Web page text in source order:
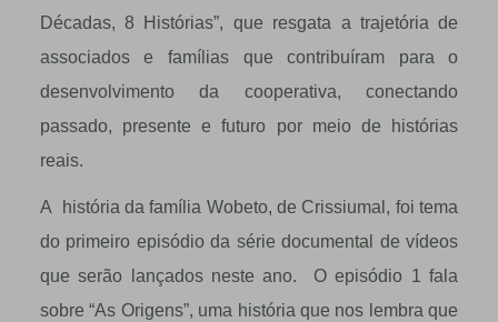
Décadas, 8 Histórias”, que resgata a trajetória de
associados e famílias que contribuíram para o
desenvolvimento da cooperativa, conectando
passado, presente e futuro por meio de histórias
reais.
A história da família Wobeto, de Crissiumal, foi tema
do primeiro episódio da série documental de vídeos
que serão lançados neste ano. O episódio 1 fala
sobre “As Origens”, uma história que nos lembra que